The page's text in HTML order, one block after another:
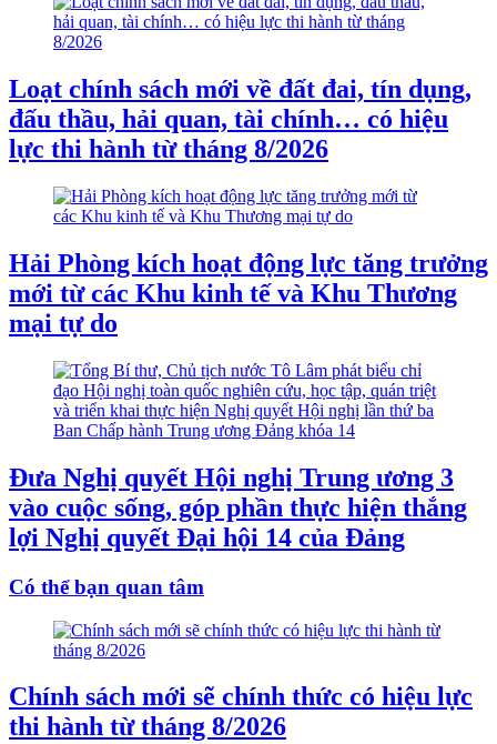
Loạt chính sách mới về đất đai, tín dụng,
đấu thầu, hải quan, tài chính… có hiệu
lực thi hành từ tháng 8/2026
Hải Phòng kích hoạt động lực tăng trưởng
mới từ các Khu kinh tế và Khu Thương
mại tự do
Đưa Nghị quyết Hội nghị Trung ương 3
vào cuộc sống, góp phần thực hiện thắng
lợi Nghị quyết Đại hội 14 của Đảng
Có thể bạn quan tâm
Chính sách mới sẽ chính thức có hiệu lực
thi hành từ tháng 8/2026